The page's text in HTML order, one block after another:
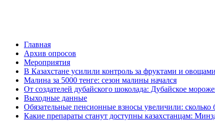
Главная
Архив опросов
Мероприятия
В Казахстане усилили контроль за фруктами и
Малина за 5000 тенге: сезон малины начался
От создателей дубайского шоколада: Дубайское
Выходные данные
Обязательные пенсионные взносы увеличили: сколько
Какие препараты станут доступны казахстанцам: